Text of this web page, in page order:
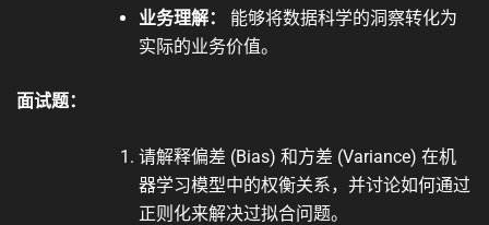
业务理解：
能够将数据科学的洞察转化为
实际的业务价值。
面试题：
请解释偏差 (Bias) 和方差 (Variance) 在机
器学习模型中的权衡关系，并讨论如何通过
正则化来解决过拟合问题。